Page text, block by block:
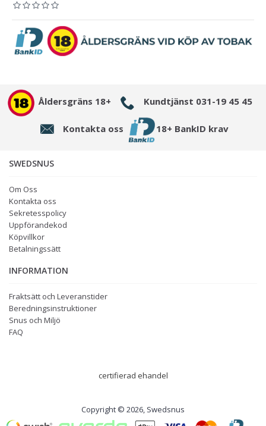
Åldersgräns 18+ Kundtjänst 031-19 45 45
Kontakta oss 18+ BankID krav
SWEDSNUS
Om Oss
Kontakta oss
Sekretesspolicy
Uppförandekod
Köpvillkor
Betalningssätt
INFORMATION
Fraktsätt och Leveranstider
Beredningsinstruktioner
Snus och Miljö
FAQ
certifierad ehandel
Copyright © 2026, Swedsnus